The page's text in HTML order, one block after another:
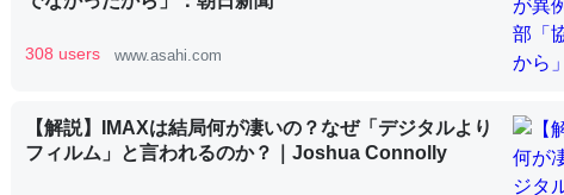
の600分の1程度。
─ニュース :: 【研究発表】昆虫学の大問題＝「昆虫はなぜ海にいないのか」に関
308 users www.asahi.com
【解説】IMAXは結局何が凄いの？なぜ「デジタルより
フィルム」と言われるのか？｜Joshua Connolly